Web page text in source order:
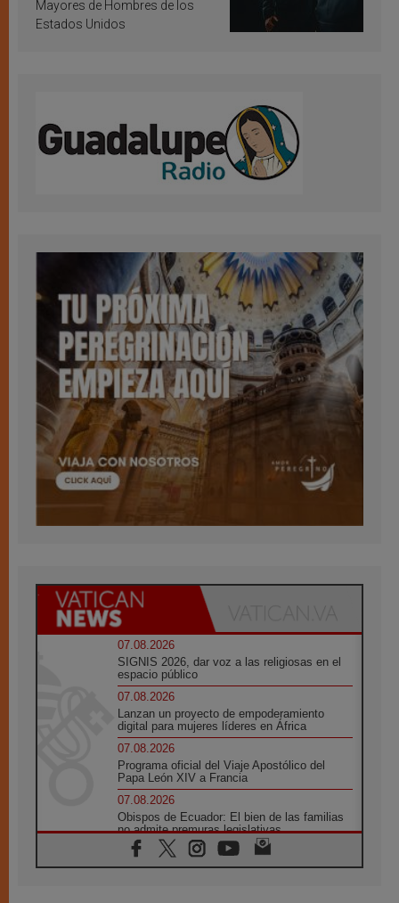
Mayores de Hombres de los
Estados Unidos
07.08.2026
SIGNIS 2026, dar voz a las religiosas en el
espacio público
07.08.2026
Lanzan un proyecto de empoderamiento
digital para mujeres líderes en África
07.08.2026
Programa oficial del Viaje Apostólico del
Papa León XIV a Francia
07.08.2026
Obispos de Ecuador: El bien de las familias
no admite premuras legislativas
06.08.2026
Cardenal Parolin: La paz comienza con la